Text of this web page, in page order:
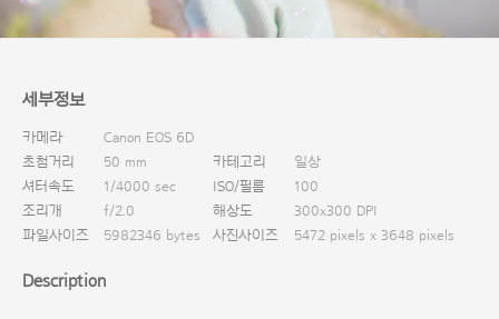
세부정보
카메라
Canon EOS 6D
초첨거리
50 mm 카테고리
일상
셔터속도
1/4000 sec ISO/필름
100
조리개
f/2.0 해상도
300x300 DPI
파일사이즈
5982346 bytes 사진사이즈 5472 pixels x 3648 pixels
Description